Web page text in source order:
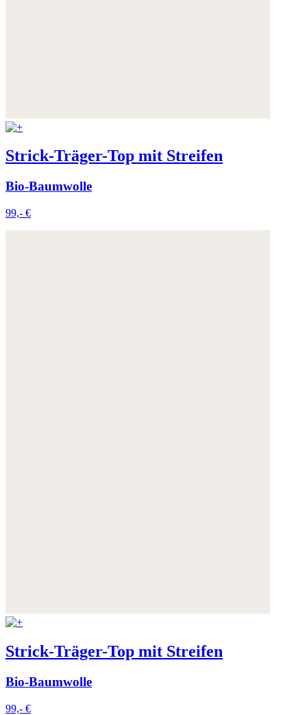
Strick-Träger-Top mit Streifen
Bio-Baumwolle
99,- €
Strick-Träger-Top mit Streifen
Bio-Baumwolle
99,- €